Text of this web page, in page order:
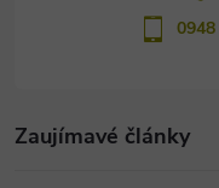
Zaujímavé články